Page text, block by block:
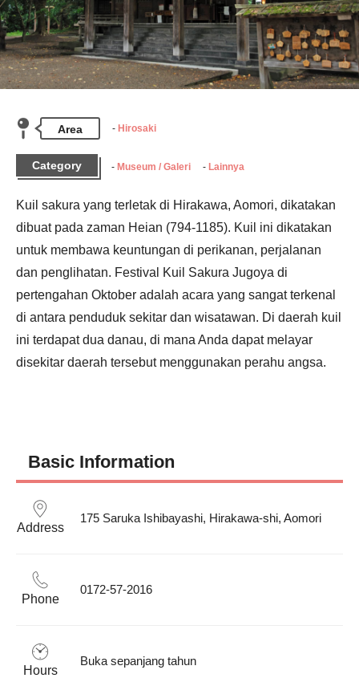
Area Hirosaki
Category Museum / Galeri Lainnya
Kuil sakura yang terletak di Hirakawa, Aomori, dikatakan
dibuat pada zaman Heian (794-1185). Kuil ini dikatakan
untuk membawa keuntungan di perikanan, perjalanan
dan penglihatan. Festival Kuil Sakura Jugoya di
pertengahan Oktober adalah acara yang sangat terkenal
di antara penduduk sekitar dan wisatawan. Di daerah kuil
ini terdapat dua danau, di mana Anda dapat melayar
disekitar daerah tersebut menggunakan perahu angsa.
Basic Information
Address
175 Saruka Ishibayashi, Hirakawa-shi, Aomori
Phone
0172-57-2016
Hours
Buka sepanjang tahun